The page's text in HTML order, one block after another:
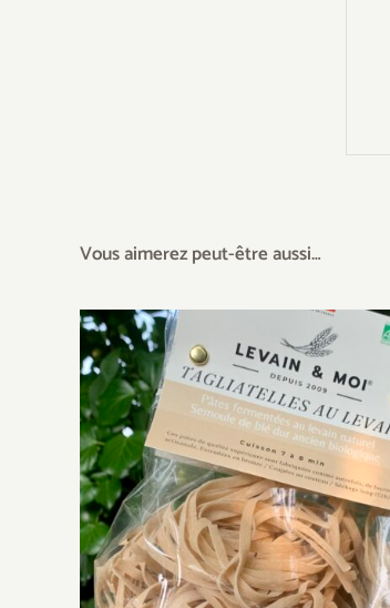
Vous aimerez peut-être aussi…